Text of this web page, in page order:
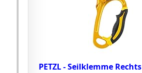
PETZL - Seilklemme Rechts